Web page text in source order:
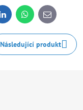
LinkedInWhatsApp
E-
mail
Následující produkt